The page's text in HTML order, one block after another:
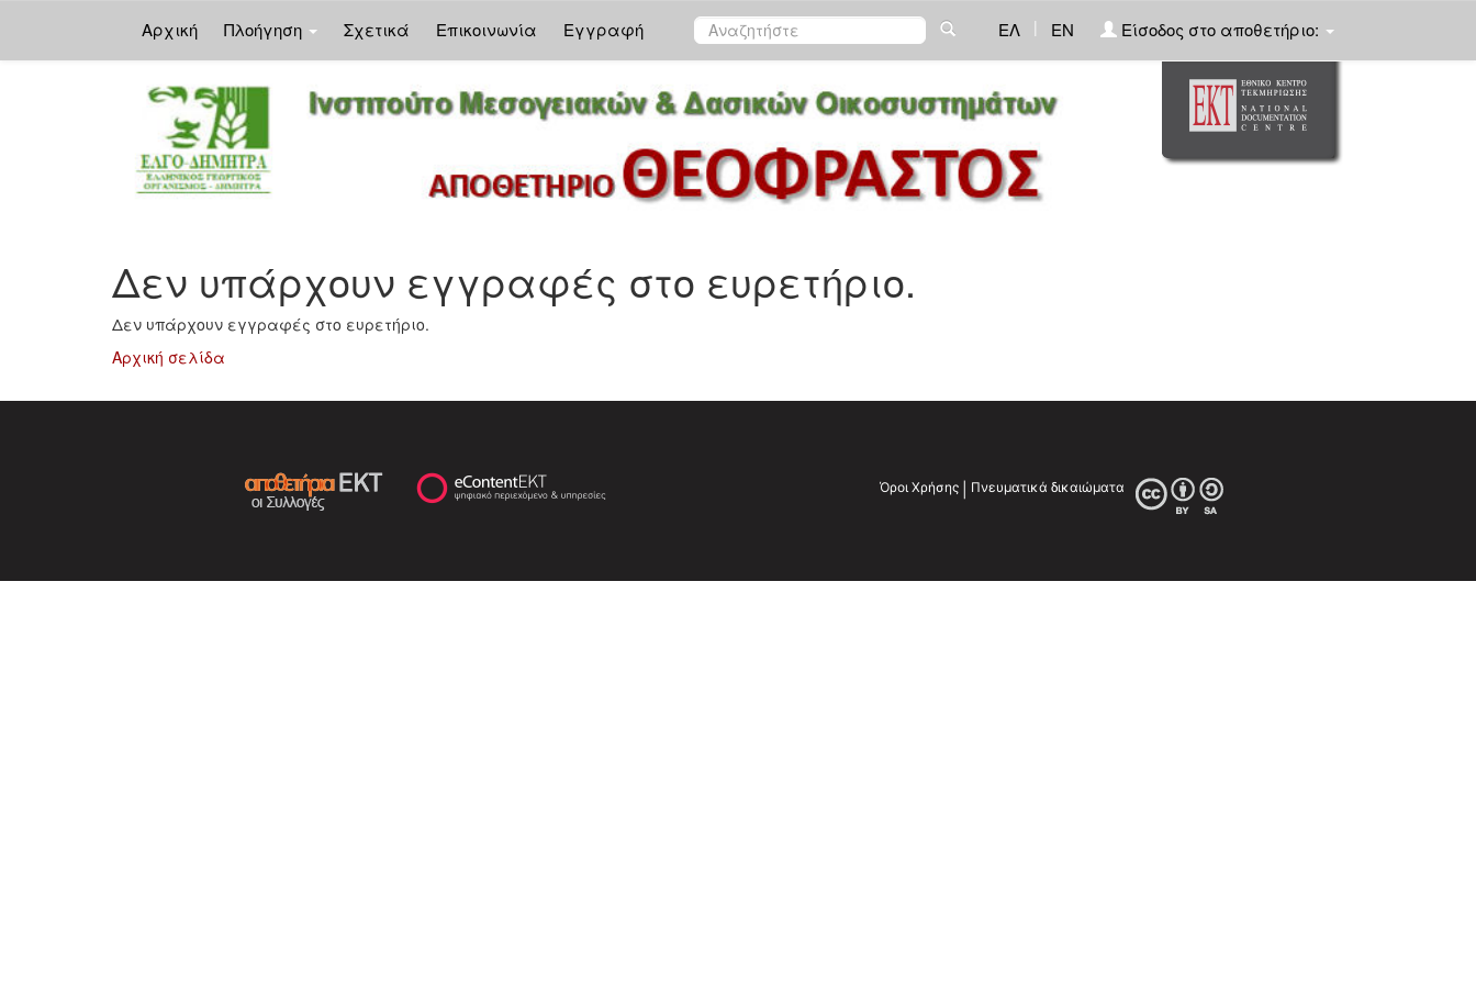
Αρχική Πλοήγηση Σχετικά Επικοινωνία Εγγραφή ΕΛ | EN Είσοδος στο αποθετήριο:
Δεν υπάρχουν εγγραφές στο ευρετήριο.
Δεν υπάρχουν εγγραφές στο ευρετήριο.
Αρχική σελίδα